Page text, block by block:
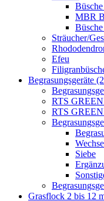
MBR
Sträucher/
Efeu
Begrasungsgeräte
RTS
RTS
Siebe
Grasflock 2 bis 12